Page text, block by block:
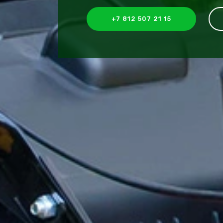
+7 812 507 21 15